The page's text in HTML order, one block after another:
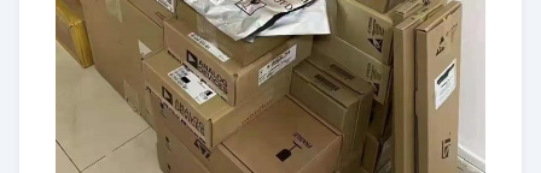
8BIT 62KB
ADUCM360BCPZ128-R7
ÉCLAIR 48LFCSP D'IC MCU
32BIT 128KB
ADUC7021BCPZ62
ÉCLAIR 40LFCSP d'IC MCU
16/32B 62KB